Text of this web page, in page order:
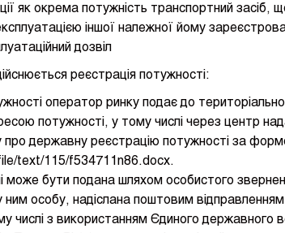
як окрема потужність транспортний засіб,
іншої належної йому
дозвіл
реєстрація потужності:
оператор ринку подає до
потужності, у тому числі через центр
про державну реєстрацію потужності за
text/115/f534711n86.docx.
може бути подана шляхом особистого
особу, надіслана поштовим
числі з використанням Єдиного державного